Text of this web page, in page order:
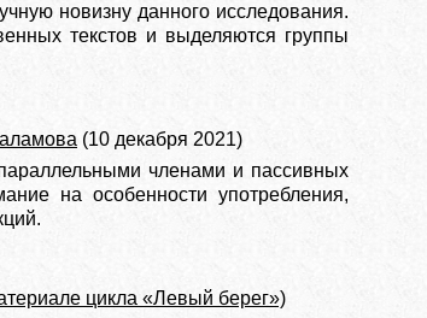
новизну данного исследования.
текстов и выделяются группы
(10 декабря 2021)
членами и пассивных
на особенности употребления,
цикла «Левый берег»)